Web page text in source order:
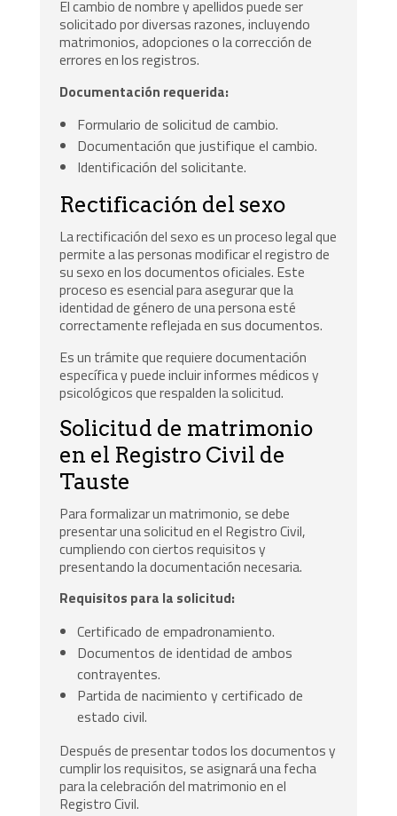
El cambio de nombre y apellidos puede ser
solicitado por diversas razones, incluyendo
matrimonios, adopciones o la corrección de
errores en los registros.
Documentación requerida:
Formulario de solicitud de cambio.
Documentación que justifique el cambio.
Identificación del solicitante.
Rectificación del sexo
La rectificación del sexo es un proceso legal que
permite a las personas modificar el registro de
su sexo en los documentos oficiales. Este
proceso es esencial para asegurar que la
identidad de género de una persona esté
correctamente reflejada en sus documentos.
Es un trámite que requiere documentación
específica y puede incluir informes médicos y
psicológicos que respalden la solicitud.
Solicitud de matrimonio
en el Registro Civil de
Tauste
Para formalizar un matrimonio, se debe
presentar una solicitud en el Registro Civil,
cumpliendo con ciertos requisitos y
presentando la documentación necesaria.
Requisitos para la solicitud:
Certificado de empadronamiento.
Documentos de identidad de ambos
contrayentes.
Partida de nacimiento y certificado de
estado civil.
Después de presentar todos los documentos y
cumplir los requisitos, se asignará una fecha
para la celebración del matrimonio en el
Registro Civil.